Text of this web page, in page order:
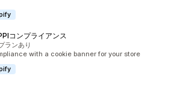
コンプライアンス
件
ランあり
with a cookie banner for your store